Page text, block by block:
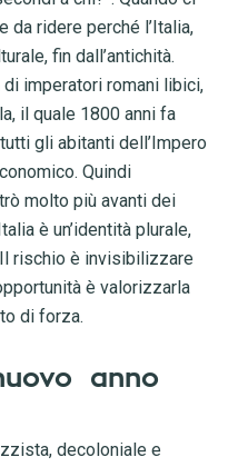
da ridere perché l’Italia,
fin dall’antichità.
di imperatori romani libici,
il quale 1800 anni fa
gli abitanti dell’Impero
Quindi
molto più avanti dei
è un’identità plurale,
rischio è invisibilizzare
è valorizzarla
di forza.
anno
decoloniale e